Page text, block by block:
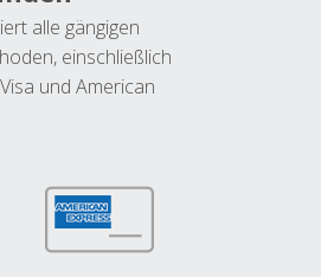
alle gängigen
einschließlich
und American